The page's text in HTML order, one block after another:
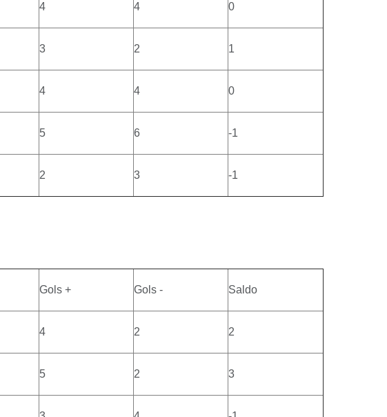
4 4 0
3 2 1
4 4 0
5 6 -1
2 3 -1
Gols + Gols - Saldo
4 2 2
5 2 3